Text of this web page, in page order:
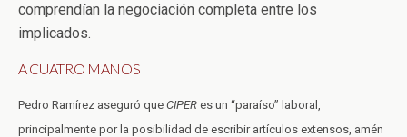
comprendían la negociación completa entre los
implicados.
A CUATRO MANOS
Pedro Ramírez aseguró que CIPER es un “paraíso” laboral,
principalmente por la posibilidad de escribir artículos extensos, amén